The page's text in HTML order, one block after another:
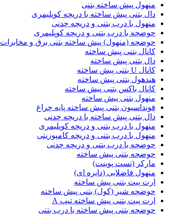
منهول پیش ساخته بتنی
دال بتنی پیش ساخته با دریچه کوپلیمری
منهول با درب بتنی و دریچه چدنی
حوضچه با درب بتنی و دریچه کوپلیمری
حوضچه (منهول) پیش ساخته بتنی برق و مخابرات
کانال بتنی پیش ساخته
دال بتنی پیش ساخته
کانال U بتنی پیش ساخته
هندهول بتنی پیش ساخته
کانال باکس بتنی پیش ساخته
منهول بتنی پیش ساخته
فونداسیون بتنی پیش ساخته پایه چراغ
دال بتنی پیش ساخته با دریچه چدنی
منهول با درب بتنی و دریچه کوپلیمری
منهول با درب بتنی و دریچه کامپوزیتی
حوضچه با درب بتنی و دریچه چدنی
حوضچه بتنی پیش ساخته
مارکر (تست پوینت)
منهول فاضلابی (دایره ای)
ارت پیت بتنی پیش ساخته
حوضچه شیر (کول) بتنی پیش ساخته
ارت پیت بتنی پیش ساخته تیپ A
حوضچه بتنی پیش ساخته با درب بتنی